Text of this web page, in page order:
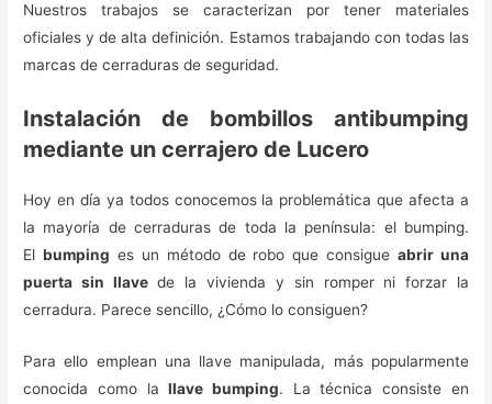
Nuestros trabajos se caracterizan por tener materiales
oficiales y de alta definición. Estamos trabajando con todas las
marcas de cerraduras de seguridad.
Instalación de bombillos antibumping
mediante un cerrajero de Lucero
Hoy en día ya todos conocemos la problemática que afecta a
la mayoría de cerraduras de toda la península: el bumping.
El bumping es un método de robo que consigueabrir una
puerta sin llavede la vivienda y sin romper ni forzar la
cerradura. Parece sencillo, ¿Cómo lo consiguen?
Para ello emplean una llave manipulada, más popularmente
conocida como lallave bumping. La técnica consiste en